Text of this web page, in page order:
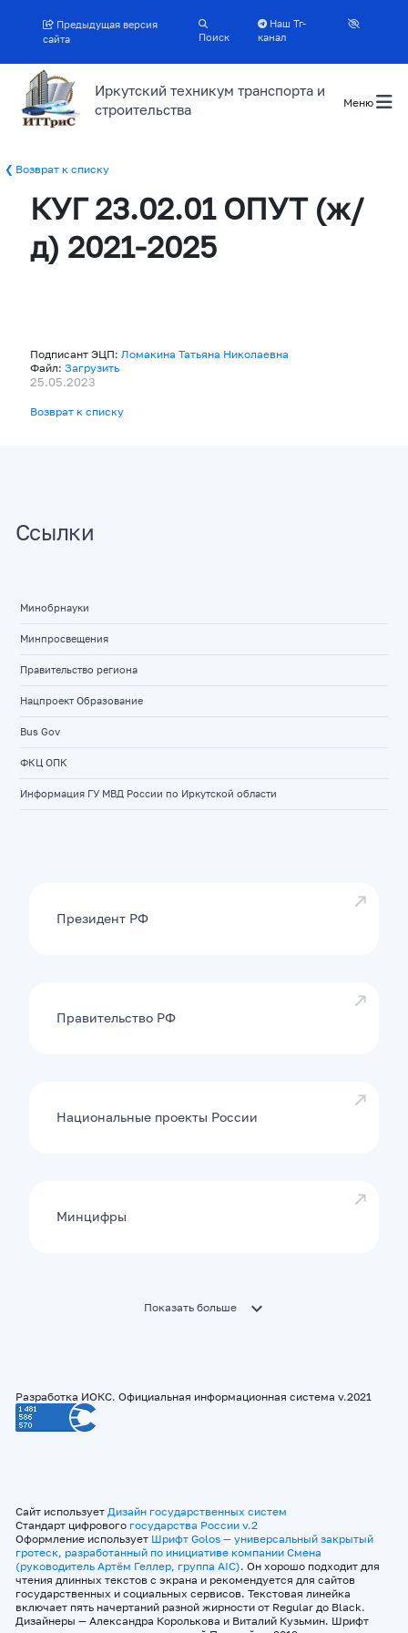
Предыдущая версия
сайта
Поиск
Наш Тг-
канал
Иркутский техникум транспорта и
строительства
Меню
Возврат к списку
КУГ 23.02.01 ОПУТ (ж/
д) 2021-2025
Подписант ЭЦП: Ломакина Татьяна Николаевна
Файл: Загрузить
25.05.2023
Возврат к списку
Ссылки
Минобрнауки
Минпросвещения
Правительство региона
Нацпроект Образование
Bus Gov
ФКЦ ОПК
Информация ГУ МВД России по Иркутской области
Президент РФ
Правительство РФ
Национальные проекты России
Минцифры
Показать больше
Разработка ИОКС. Официальная информационная система v.2021
Сайт использует Дизайн государственных систем
Стандарт цифрового государства России v.2
Оформление использует Шрифт Golos — универсальный закрытый
гротеск, разработанный по инициативе компании Смена
(руководитель Артём Геллер, группа AIC). Он хорошо подходит для
чтения длинных текстов с экрана и рекомендуется для сайтов
государственных и социальных сервисов. Текстовая линейка
включает пять начертаний разной жирности от Regular до Black.
Дизайнеры — Александра Королькова и Виталий Кузьмин. Шрифт